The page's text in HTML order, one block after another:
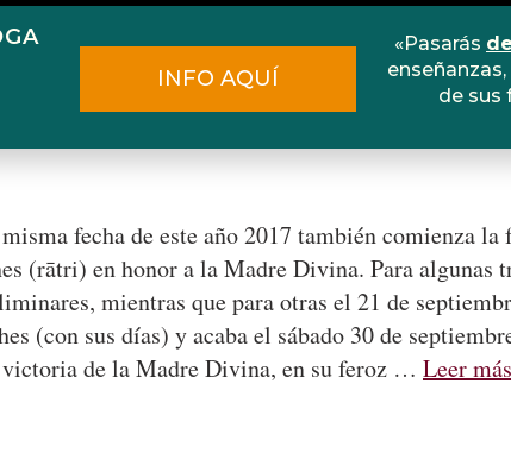
Herrero Blog Cursos
fecha de este año 2017 también comienza
(rātri) en honor a la Madre Divina. Para algunas
mientras que para otras el 21 de
(con sus días) y acaba el sábado 30 de
de la Madre Divina, en su feroz … Leer más
INFO AQUÍ
«Pasarás
enseñanzas,
de sus